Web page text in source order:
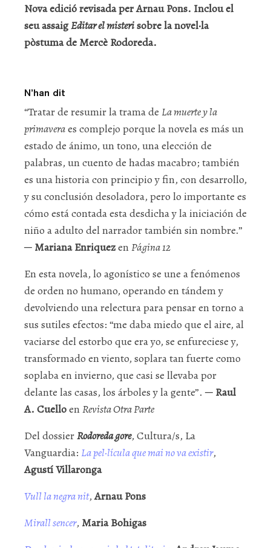
Nova edició revisada per Arnau Pons. Inclou el
seu assaigEditar el misterisobre la novel·la
pòstuma de Mercè Rodoreda.
N’han dit
“Tratar de resumir la trama de La muerte y la
primaveraes complejo porque la novela es más un
estado de ánimo, un tono, una elección de
palabras, un cuento de hadas macabro; también
es una historia con principio y fin, con desarrollo,
y su conclusión desoladora, pero lo importante es
cómo está contada esta desdicha y la iniciación de
niño a adulto del narrador también sin nombre.”
─ Mariana Enriquezen Página 12
En esta novela, lo agonístico se une a fenómenos
de orden no humano, operando en tándem y
devolviendo una relectura para pensar en torno a
sus sutiles efectos: “me daba miedo que el aire, al
vaciarse del estorbo que era yo, se enfureciese y,
transformado en viento, soplara tan fuerte como
soplaba en invierno, que casi se llevaba por
delante las casas, los árboles y la gente”. ─ Raul
A. Cuelloen Revista Otra Parte
Del dossierRodoreda gore, Cultura/s, La
Vanguardia: La pel·lícula que mai no va existir,
Agustí Villaronga
Vull la negra nit,Arnau Pons
Mirall sencer, Maria Bohigas